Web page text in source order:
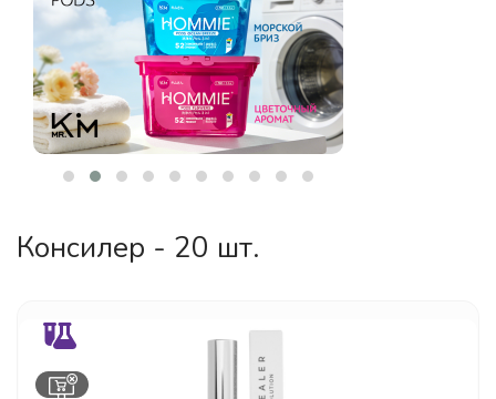
Консилер - 20 шт.